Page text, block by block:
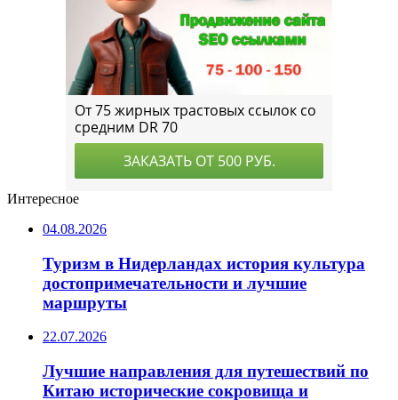
Интересное
04.08.2026
Туризм в Нидерландах история культура
достопримечательности и лучшие
маршруты
22.07.2026
Лучшие направления для путешествий по
Китаю исторические сокровища и